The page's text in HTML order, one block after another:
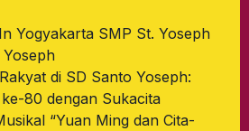
Yogyakarta SMP St. Yoseph
di SD Santo Yoseph:
80 dengan Sukacita
“Yuan Ming dan Cita-